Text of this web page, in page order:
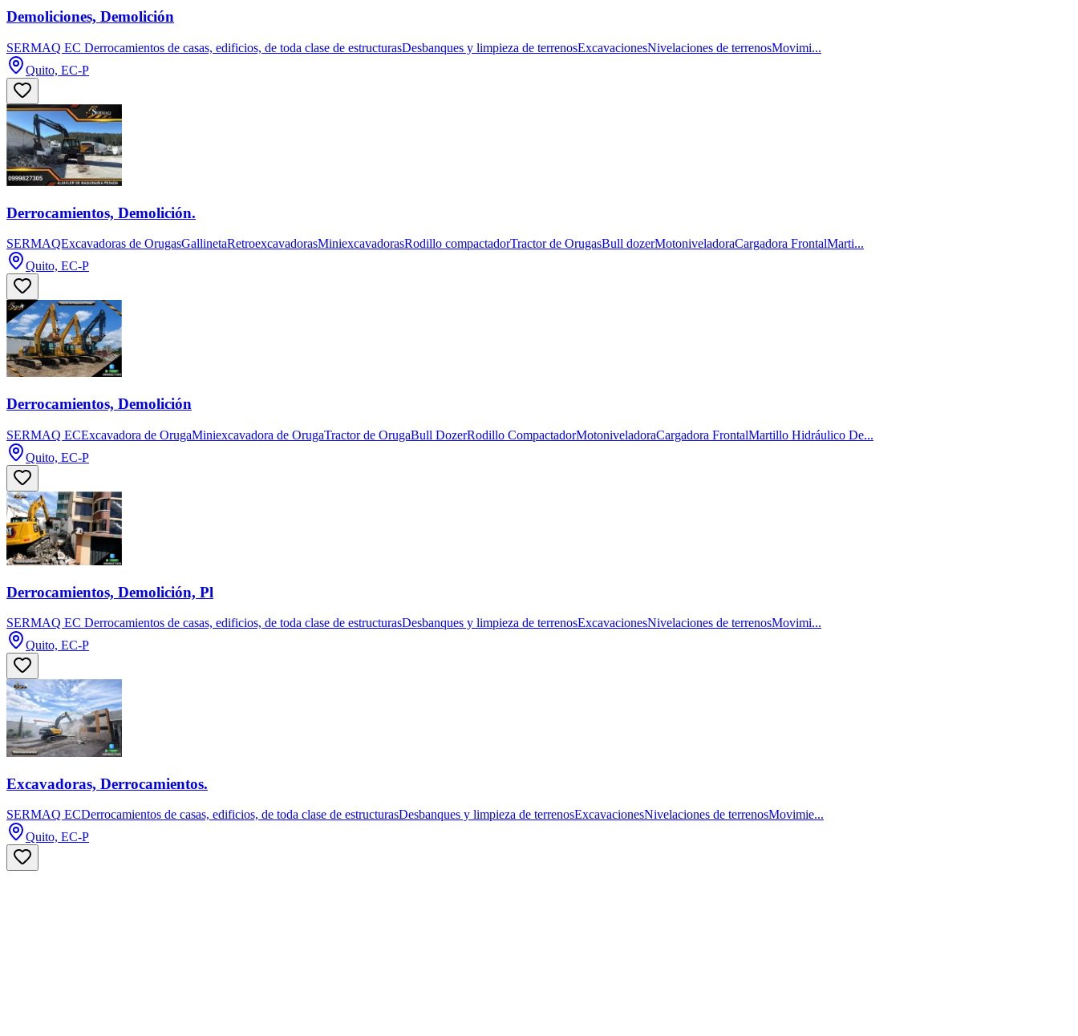
Demoliciones, Demolición
SERMAQ EC Derrocamientos de casas, edificios, de toda clase de estructurasDesbanques y limpieza de terrenosExcavacionesNivelaciones de terrenosMovimi...
Quito, EC-P
Derrocamientos, Demolición.
SERMAQExcavadoras de OrugasGallinetaRetroexcavadorasMiniexcavadorasRodillo compactadorTractor de OrugasBull dozerMotoniveladoraCargadora FrontalMarti...
Quito, EC-P
Derrocamientos, Demolición
SERMAQ ECExcavadora de OrugaMiniexcavadora de OrugaTractor de OrugaBull DozerRodillo CompactadorMotoniveladoraCargadora FrontalMartillo Hidráulico De...
Quito, EC-P
Derrocamientos, Demolición, Pl
SERMAQ EC Derrocamientos de casas, edificios, de toda clase de estructurasDesbanques y limpieza de terrenosExcavacionesNivelaciones de terrenosMovimi...
Quito, EC-P
Excavadoras, Derrocamientos.
SERMAQ ECDerrocamientos de casas, edificios, de toda clase de estructurasDesbanques y limpieza de terrenosExcavacionesNivelaciones de terrenosMovimie...
Quito, EC-P